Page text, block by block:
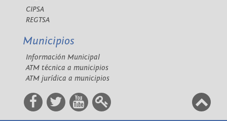
CIPSA
REGTSA
Municipios
Información Municipal
ATM técnica a municipios
ATM jurídica a municipios